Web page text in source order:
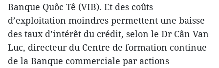
Banque Quôc Tê (VIB). Et des coûts
d’exploitation moindres permettent une baisse
des taux d’intérêt du crédit, selon le Dr Cân Van
Luc, directeur du Centre de formation continue
de la Banque commerciale par actions